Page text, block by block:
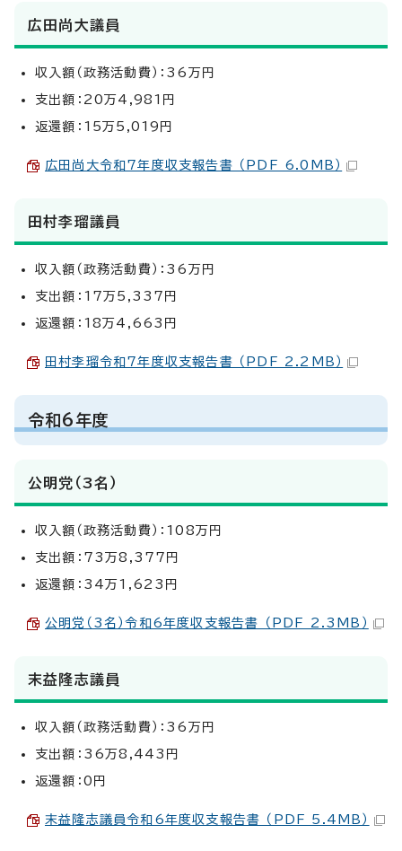
広田尚大議員
収入額（政務活動費）：36万円
支出額：20万4,981円
返還額：15万5,019円
広田尚大令和7年度収支報告書 （PDF 6.0MB）
田村李瑠議員
収入額（政務活動費）：36万円
支出額：17万5,337円
返還額：18万4,663円
田村李瑠令和7年度収支報告書 （PDF 2.2MB）
令和6年度
公明党（3名）
収入額（政務活動費）：108万円
支出額：73万8,377円
返還額：34万1,623円
公明党（3名）令和6年度収支報告書 （PDF 2.3MB）
末益隆志議員
収入額（政務活動費）：36万円
支出額：36万8,443円
返還額：0円
末益隆志議員令和6年度収支報告書 （PDF 5.4MB）